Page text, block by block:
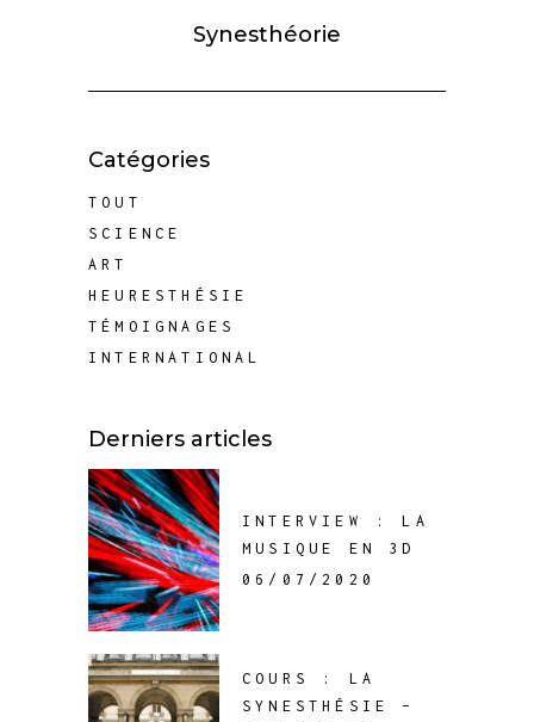
Synesthéorie
Catégories
TOUT
SCIENCE
ART
HEURESTHÉSIE
TÉMOIGNAGES
INTERNATIONAL
Derniers articles
INTERVIEW : LA
MUSIQUE EN 3D
06/07/2020
COURS : LA
SYNESTHÉSIE –